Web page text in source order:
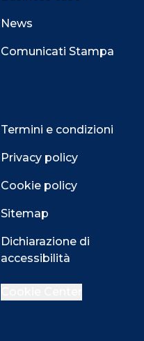
News
Comunicati Stampa
Termini e condizioni
Privacy policy
Cookie policy
Sitemap
Dichiarazione di
accessibilità